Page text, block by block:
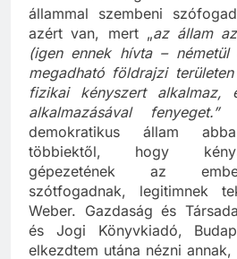
állammal szembeni
azért van, mert „az állam
(igen ennek hívta –
megadható földrajzi
fizikai kényszert alkalmaz,
alkalmazásával fenyeget.”
demokratikus állam
többiektől, hogy
gépezetének az
szótfogadnak, legitimnek
Weber. Gazdaság és
és Jogi Könyvkiadó,
elkezdtem utána nézni